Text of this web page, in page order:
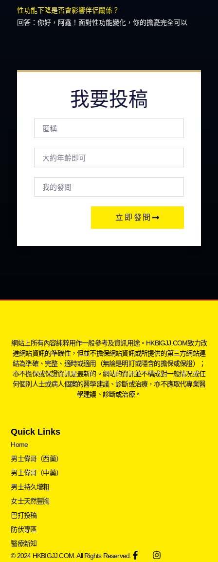
性功能下降是否會影響伴侶關係？
回答：你好，阿鑫！面對性功能變化，你的擔憂完全可以
我要投稿
立即發問
網站上所有內容純粹用作一般參考及資訊用途。HKBIGJJ.COM致力改
進網站資訊的準確性，但並不擔保網站資訊或所提供的第三方網站連
結為準確、完整、適時或適用（無論是明訂或隱含的擔保或保證）；
亦不擔保或保證資訊是最新的。網站的資訊並不構成對一般情况或任
何個別人士或病人個案的醫學建議、診斷或治療，亦不應取代專業醫
學建議、診斷或治療。
Quick Links
Home
男士偉哥（西藥）
男士偉哥（中藥）
男士持久增粗
女士天然豐胸
巴打投稿
防伏專區
醫療新知
© 2024 HKBIGJJ.COM. All Rights Reserved.